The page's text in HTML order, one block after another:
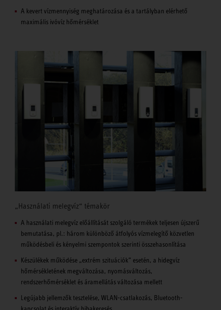
A kevert vízmennyiség meghatározása és a tartályban elérhető
maximális ivóvíz hőmérséklet
„Használati melegvíz“ témakör
A használati melegvíz előállítását szolgáló termékek teljesen újszerű
bemutatása, pl.: három különböző átfolyós vízmelegítő közvetlen
működésbeli és kényelmi szempontok szerinti összehasonlítása
Készülékek működése „extrém szituációk” esetén, a hidegvíz
hőmérsékletének megváltozása, nyomásváltozás,
rendszerhőmérséklet és áramellátás változása mellett
Legújabb jellemzők tesztelése, WLAN-csatlakozás, Bluetooth-